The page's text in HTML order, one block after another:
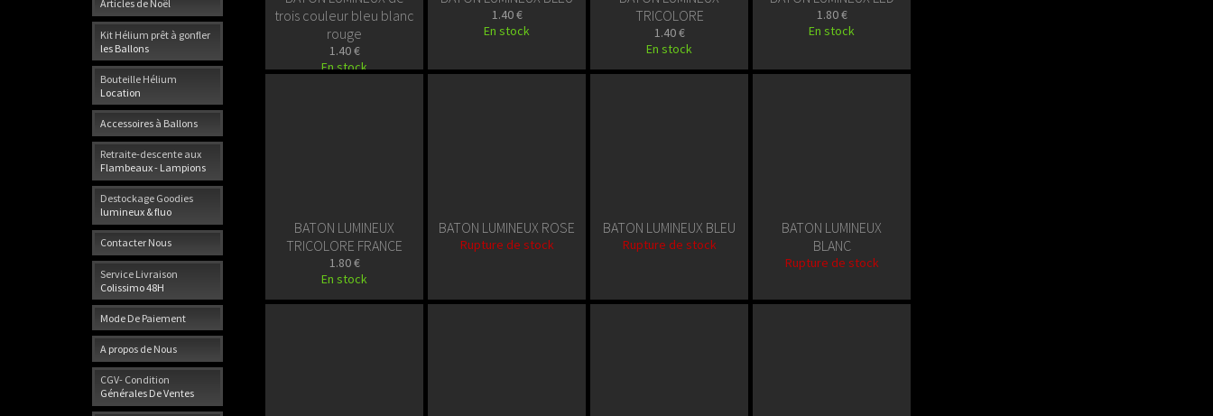
Articles de Noël
Kit Hélium prêt à gonfler
les Ballons
Bouteille Hélium
Location
Accessoires à Ballons
Retraite-descente aux
Flambeaux - Lampions
Destockage Goodies
lumineux & fluo
Contacter Nous
Service Livraison
Colissimo 48H
Mode De Paiement
A propos de Nous
CGV- Condition
Générales De Ventes
trois couleur bleu blanc
rouge
1.40 €
En stock
1.40 €
En stock
TRICOLORE
1.40 €
En stock
1.80 €
En stock
BATON LUMINEUX
TRICOLORE FRANCE
1.80 €
En stock
BATON LUMINEUX ROSE
Rupture de stock
BATON LUMINEUX BLEU
Rupture de stock
BATON LUMINEUX
BLANC
Rupture de stock